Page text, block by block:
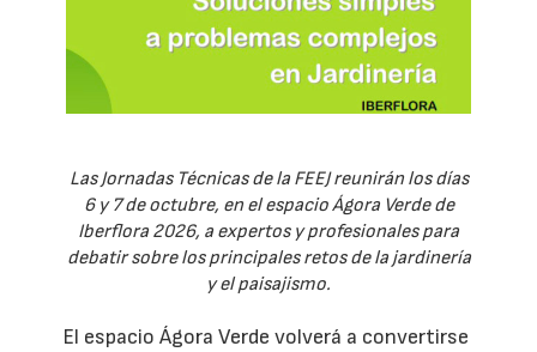
Las Jornadas Técnicas de la FEEJ reunirán los días
6 y 7 de octubre, en el espacio Ágora Verde de
Iberflora 2026, a expertos y profesionales para
debatir sobre los principales retos de la jardinería
y el paisajismo.
El espacio Ágora Verde volverá a convertirse